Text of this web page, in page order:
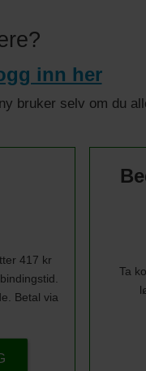
inn her
bruker selv om du
417 kr
Betal via
Ta